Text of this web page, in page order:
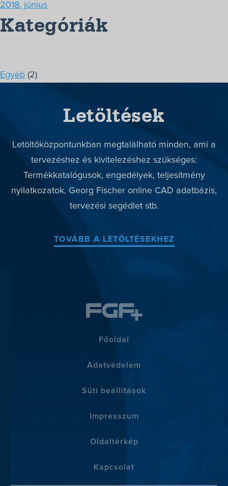
Szerviz
Rólunk
Kapcsolat
+36-1/363-6559
2018. június
Kategóriák
Egyéb (2)
Letöltések
Letöltőközpontunkban megtalálható minden, ami a
tervezéshez és kivitelezéshez szükséges:
Termékkatalógusok, engedélyek, teljesítmény
nyilatkozatok, Georg Fischer online CAD adatbázis,
tervezési segédlet stb.
TOVÁBB A LETÖLTÉSEKHEZ
Főoldal
Adatvédelem
Süti beállítások
Impresszum
Oldaltérkép
Kapcsolat